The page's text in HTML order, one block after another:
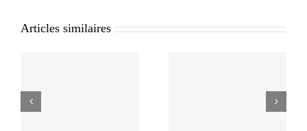
Articles similaires